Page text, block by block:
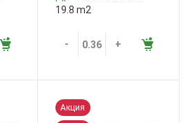
19.8 m2
- +
Акция